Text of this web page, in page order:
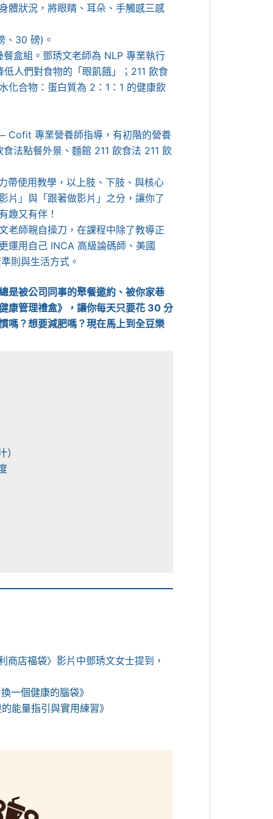
體狀況，將眼睛、耳朵、手觸感三感
、30 磅)。
盒組。鄧琇文老師為 NLP 專業執行
人們對食物的「眼飢餓」；211 飲食
化合物：蛋白質為 2：1：1 的健康飲
Cofit 專業營養師指導，有初階的營養
法點餐外景、麵館 211 飲食法 211 飲
帶使用教學，以上肢、下肢、與核心
片」與「跟著做影片」之分，讓你了
趣又有伴！
老師親自操刀，在課程中除了教導正
運用自己 INCA 高級論碼師、美國
則與生活方式。
是被公司同事的聚餐邀約、被你家巷
康管理禮盒》，讓你每天只要花 30 分
嗎？想要減肥嗎？現在馬上到全豆樂
店福袋〉 影片中鄧琇文女士提到，
一個健康的腦袋》
能量指引與實用練習》